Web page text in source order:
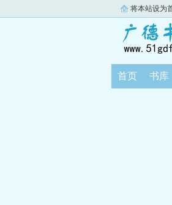
将本站设为
首页 书库